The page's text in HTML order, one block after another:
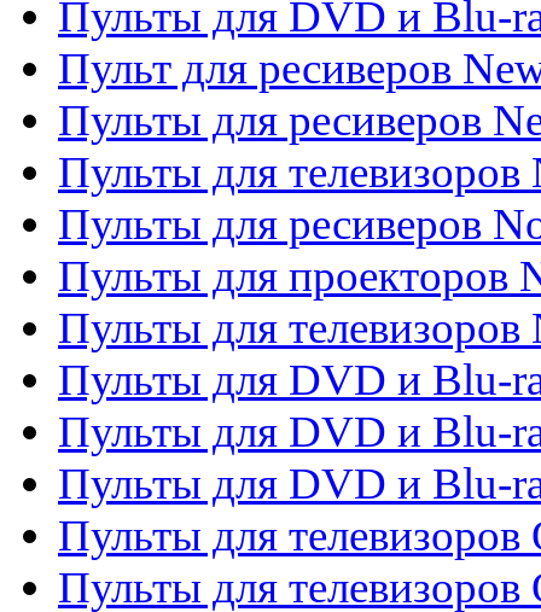
Пульты для DVD и Blu-
Пульт для ресиверов
Пульты для ресиверов
Пульты для телевизоров
Пульты для ресиверов
Пульты для проекторов
Пульты для телевизоров
Пульты для DVD и Blu-
Пульты для DVD и Blu-
Пульты для DVD и Blu-
Пульты для телевизоров
Пульты для телевизоров